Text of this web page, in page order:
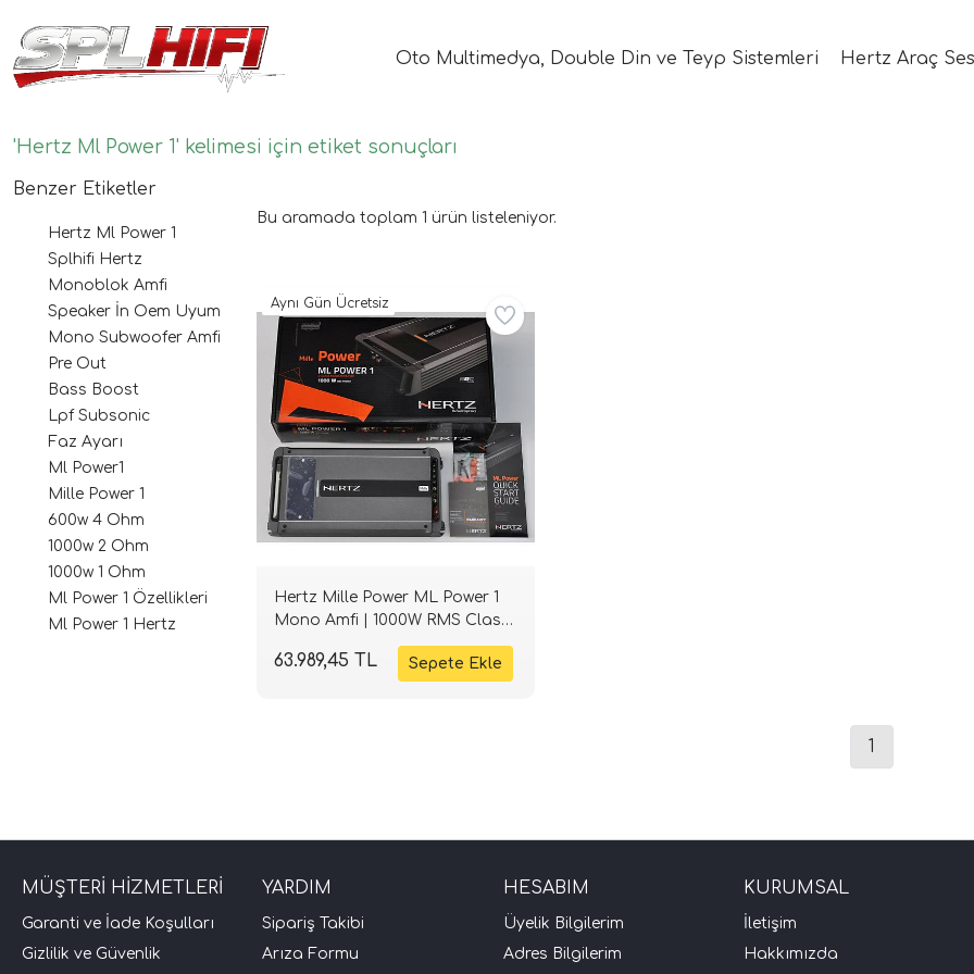
Oto Multimedya, Double Din ve Teyp Sistemleri Hertz Araç
'Hertz Ml Power 1' kelimesi için etiket sonuçları
Benzer Etiketler
Hertz Ml Power 1
Splhifi Hertz
Monoblok Amfi
Speaker İn Oem Uyum
Mono Subwoofer Amfi
Pre Out
Bass Boost
Lpf Subsonic
Faz Ayarı
Ml Power1
Mille Power 1
600w 4 Ohm
1000w 2 Ohm
1000w 1 Ohm
Ml Power 1 Özellikleri
Ml Power 1 Hertz
Bu aramada toplam 1 ürün listeleniyor.
Hertz Mille Power ML Power 1
Mono Amfi | 1000W RMS Class-
63.989,45 TL
Aynı Gün Ücretsiz
1
MÜŞTERİ HİZMETLERİ
Garanti ve İade Koşulları
Gizlilik ve Güvenlik
YARDIM
Sipariş Takibi
Arıza Formu
HESABIM
Üyelik Bilgilerim
Adres Bilgilerim
KURUMSAL
İletişim
Hakkımızda